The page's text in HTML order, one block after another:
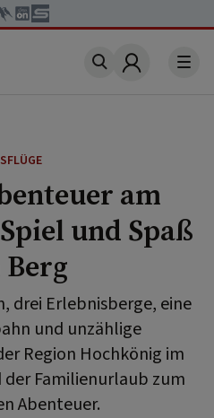
Account
am
und Spaß
drei Erlebnisberge, eine
und unzählige
Region Hochkönig im
Familienurlaub zum
Abenteuer.